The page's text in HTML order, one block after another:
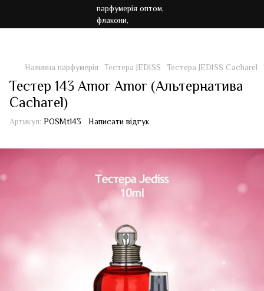
Наливна парфумерія Тестера JEDISS Тестера JEDISS Cacharel
Тестер 143 Amor Amor (Альтернатива
Cacharel)
Артикул: POSMt143 Написати відгук